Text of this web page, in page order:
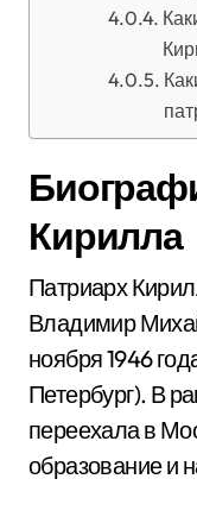
Кирилла
Патриарх
Владимир
ноября 1946
Петербург). В
переехала в
образование и